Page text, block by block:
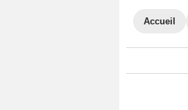
Accueil